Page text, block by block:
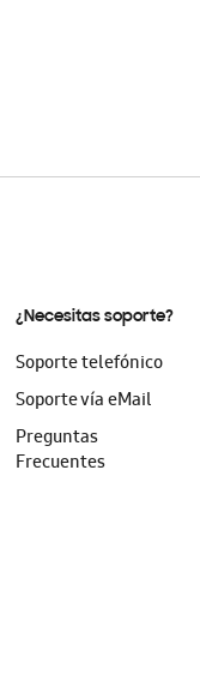
¿Necesitas soporte?
Soporte telefónico
Soporte vía eMail
Preguntas
Frecuentes